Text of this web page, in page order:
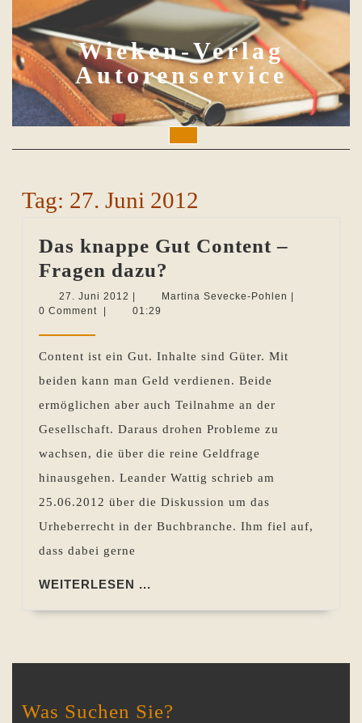
to
content
Wieken-Verlag
Autorenservice
Button
Tag: 27. Juni 2012
Das knappe Gut Content –
Fragen dazu?
knappe
–
Fragen
dazu?
27. Juni 2012 27.
Juni
Martina Sevecke-Pohlen Martina
0 Comment
01:29
Content ist ein Gut. Inhalte sind Güter. Mit
beiden kann man Geld verdienen. Beide
ermöglichen aber auch Teilnahme an der
Gesellschaft. Daraus drohen Probleme zu
wachsen, die über die reine Geldfrage
hinausgehen. Leander Wattig schrieb am
25.06.2012 über die Diskussion um das
Urheberrecht in der Buchbranche. Ihm fiel auf,
dass dabei gerne
WEITERLESEN ...
Was Suchen Sie?